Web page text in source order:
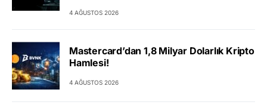
4 AĞUSTOS 2026
Mastercard’dan 1,8 Milyar Dolarlık Kripto
Hamlesi!
4 AĞUSTOS 2026